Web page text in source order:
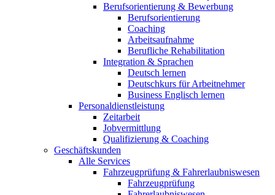
Berufsorientierung & Bewerbung
Berufsorientierung
Coaching
Arbeitsaufnahme
Berufliche Rehabilitation
Integration & Sprachen
Deutsch lernen
Deutschkurs für Arbeitnehmer
Business Englisch lernen
Personaldienstleistung
Zeitarbeit
Jobvermittlung
Qualifizierung & Coaching
Geschäftskunden
Alle Services
Fahrzeugprüfung & Fahrerlaubniswesen
Fahrzeugprüfung